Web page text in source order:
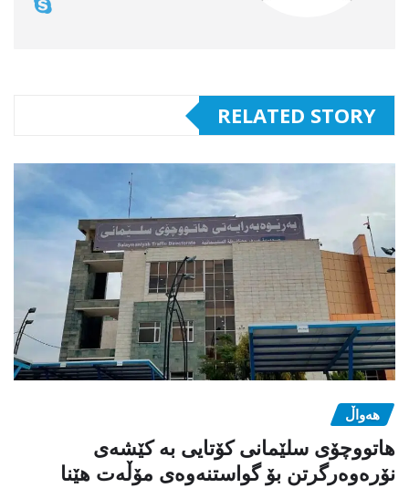
RELATED STORY
هەواڵ
هاتووچۆی سلێمانی کۆتایی بە کێشەی
نۆرەوەرگرتن بۆ گواستنەوەی مۆڵەت هێنا